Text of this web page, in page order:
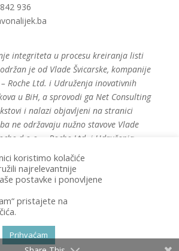
936
integriteta u procesu kreiranja listi
je od Vlade Švicarske, kompanije
– Roche Ltd. i Udruženja inovativnih
u BiH, a sprovodi ga Net Consulting
i nalazi objavljeni na stranici
ne održavaju nužno stavove Vlade
d.o.o. – Roche Ltd. i Udruženja
proizvođača lijekova u BiH.
Politika privatnosti
2020 Pravonalijek.ba
All Rights Reserved.
koristimo kolačiće
najrelevantnije
postavke i ponovljene
pristajete na
Prihvaćam